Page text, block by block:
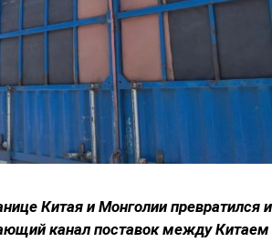
Китая и Монголии превратился
канал поставок между Китаем